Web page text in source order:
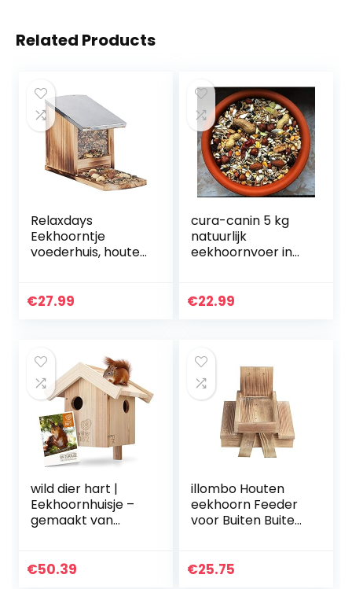
Related Products
Relaxdays
Eekhoorntje
voederhuis, houten
metalen dak,
€27.99
cura-canin 5 kg
natuurlijk
eekhoornvoer in
topklasse
€22.99
wild dier hart |
Eekhoornhuisje –
gemaakt van
weerbestendig,
€50.39
illombo Houten
eekhoorn Feeder
voor Buiten Buiten
Bank Feeders Huis
€25.75